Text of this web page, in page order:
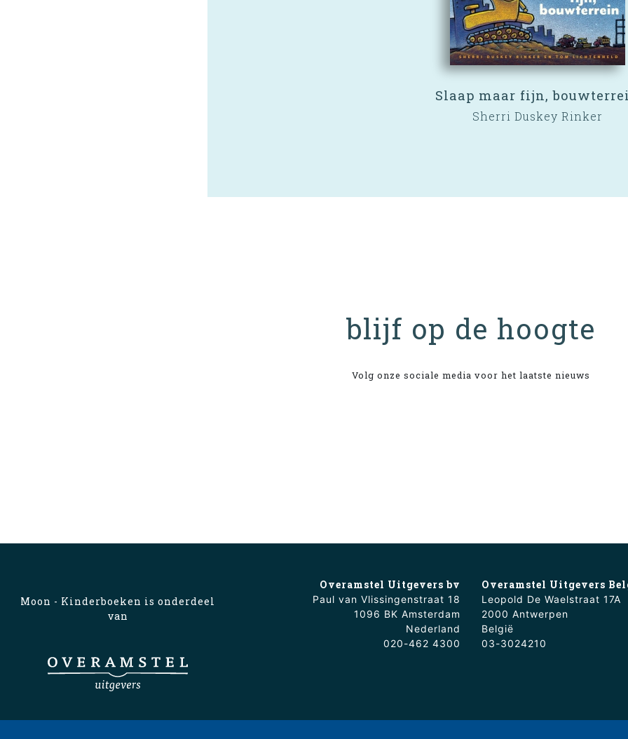
Slaap maar fijn,
Sherri Duskey Rinker
blijf op de hoogte
Volg onze sociale media voor het laatste nieuws
Moon - Kinderboeken is onderdeel
van
Overamstel Uitgevers bv
Paul van Vlissingenstraat 18
1096 BK Amsterdam
Nederland
020-462 4300
Overamstel Uitgevers
Leopold De Waelstraat 17A
2000 Antwerpen
België
03-3024210